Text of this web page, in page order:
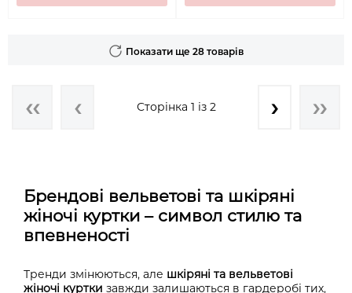
Показати ще 28 товарів
Сторінка 1 із 2
Брендові вельветові та шкіряні
жіночі куртки – символ стилю та
впевненості
Тренди змінюються, але шкіряні та вельветові
жіночі куртки завжди залишаються в гардеробі тих,